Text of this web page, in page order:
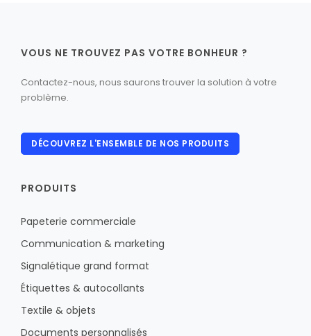
VOUS NE TROUVEZ PAS VOTRE BONHEUR ?
Contactez-nous, nous saurons trouver la solution à votre
problème.
DÉCOUVREZ L'ENSEMBLE DE NOS PRODUITS
PRODUITS
Papeterie commerciale
Communication & marketing
Signalétique grand format
Étiquettes & autocollants
Textile & objets
Documents personnalisés